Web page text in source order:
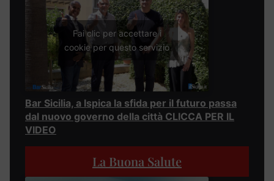
Fai clic per accettare i
cookie per questo servizio
Bar Sicilia, a Ispica la sfida per il futuro passa
dal nuovo governo della città CLICCA PER IL
VIDEO
La Buona Salute